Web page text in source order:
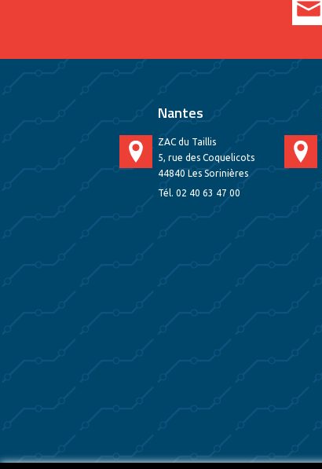
Nantes
ZAC du Taillis
5, rue des Coquelicots
44840 Les Sorinières
Tél. 02 40 63 47 00